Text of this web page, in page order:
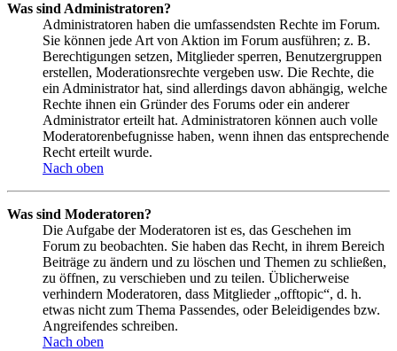
Was sind Administratoren?
Administratoren haben die umfassendsten Rechte im Forum.
Sie können jede Art von Aktion im Forum ausführen; z. B.
Berechtigungen setzen, Mitglieder sperren, Benutzergruppen
erstellen, Moderationsrechte vergeben usw. Die Rechte, die
ein Administrator hat, sind allerdings davon abhängig, welche
Rechte ihnen ein Gründer des Forums oder ein anderer
Administrator erteilt hat. Administratoren können auch volle
Moderatorenbefugnisse haben, wenn ihnen das entsprechende
Recht erteilt wurde.
Nach oben
Was sind Moderatoren?
Die Aufgabe der Moderatoren ist es, das Geschehen im
Forum zu beobachten. Sie haben das Recht, in ihrem Bereich
Beiträge zu ändern und zu löschen und Themen zu schließen,
zu öffnen, zu verschieben und zu teilen. Üblicherweise
verhindern Moderatoren, dass Mitglieder „offtopic“, d. h.
etwas nicht zum Thema Passendes, oder Beleidigendes bzw.
Angreifendes schreiben.
Nach oben